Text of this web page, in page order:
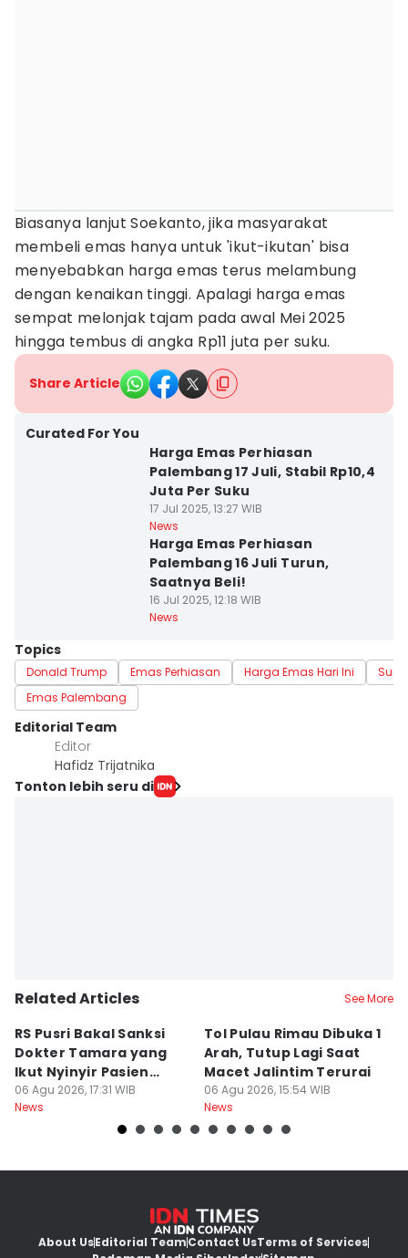
Biasanya lanjut Soekanto, jika masyarakat
membeli emas hanya untuk 'ikut-ikutan' bisa
menyebabkan harga emas terus melambung
dengan kenaikan tinggi. Apalagi harga emas
sempat melonjak tajam pada awal Mei 2025
hingga tembus di angka Rp11 juta per suku.
Share Article
Curated For You
Harga Emas Perhiasan
Palembang 17 Juli, Stabil Rp10,4
Juta Per Suku
17 Jul 2025, 13:27 WIB
News
Harga Emas Perhiasan
Palembang 16 Juli Turun,
Saatnya Beli!
16 Jul 2025, 12:18 WIB
News
Topics
Donald Trump Emas Perhiasan Harga Emas Hari Ini
Emas Palembang
Editorial Team
Editor
Hafidz Trijatnika
Tonton lebih seru di
Related Articles See More
RS Pusri Bakal Sanksi
Dokter Tamara yang
Ikut Nyinyir Pasien
Yurizal
06 Agu 2026, 17:31 WIB
News
Tol Pulau Rimau Dibuka 1
Arah, Tutup Lagi Saat
Macet Jalintim Terurai
06 Agu 2026, 15:54 WIB
News
About UsEditorial TeamContact UsTerms of Services